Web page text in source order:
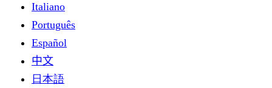
Italiano
Português
Español
中文
日本語